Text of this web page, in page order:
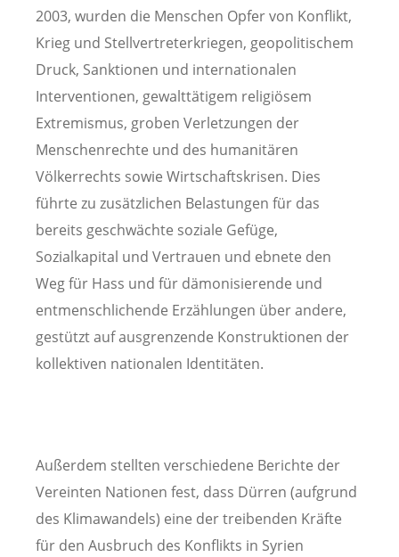
2003, wurden die Menschen Opfer von Konflikt,
Krieg und Stellvertreterkriegen, geopolitischem
Druck, Sanktionen und internationalen
Interventionen, gewalttätigem religiösem
Extremismus, groben Verletzungen der
Menschenrechte und des humanitären
Völkerrechts sowie Wirtschaftskrisen. Dies
führte zu zusätzlichen Belastungen für das
bereits geschwächte soziale Gefüge,
Sozialkapital und Vertrauen und ebnete den
Weg für Hass und für dämonisierende und
entmenschlichende Erzählungen über andere,
gestützt auf ausgrenzende Konstruktionen der
kollektiven nationalen Identitäten.
Außerdem stellten verschiedene Berichte der
Vereinten Nationen fest, dass Dürren (aufgrund
des Klimawandels) eine der treibenden Kräfte
für den Ausbruch des Konflikts in Syrien